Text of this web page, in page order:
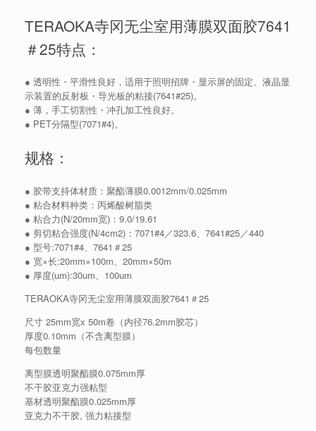
TERAOKA寺冈无尘室用薄膜双面胶7641
＃25特点：
● 透明性・平滑性良好，适用于照明招牌・显示屏的固定、液晶显
示装置的反射板・导光板的粘接(7641#25)。
● 薄，手工切割性・冲孔加工性良好。
● PET分隔型(7071#4)。
规格：
● 胶带支持体材质：聚酯薄膜0.0012mm/0.025mm
● 粘合材料种类：丙烯酸树脂类
● 粘合力(N/20mm宽)：9.0/19.61
● 剪切粘合强度(N/4cm2)：7071#4／323.6、7641#25／440
● 型号:7071#4、7641＃25
● 宽×长:20mm×100m、20mm×50m
● 厚度(um):30um、100um
TERAOKA寺冈无尘室用薄膜双面胶7641＃25
尺寸 25mm宽x 50m卷（内径76.2mm胶芯）
厚度0.10mm（不含离型膜）
每包数量
离型膜透明聚酯膜0.075mm厚
不干胶亚克力强粘型
基材透明聚酯膜0.025mm厚
亚克力不干胶, 强力粘接型